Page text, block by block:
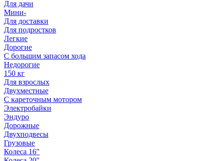
Для дачи
Мини-
Для доставки
Для подростков
Легкие
Дорогие
С большим запасом хода
Недорогие
150 кг
Для взрослых
Двухместные
С кареточным мотором
Электробайки
Эндуро
Дорожные
Двухподвесы
Грузовые
Колеса 16"